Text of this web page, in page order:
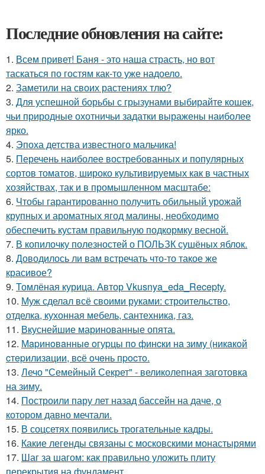
Последние обновления на сайте:
1. Всем привет! Баня - это наша страсть, но вот
таскаться по гостям как-то уже надоело.
2. Заметили на своих растениях тлю?
3. Для успешной борьбы с грызунами выбирайте кошек,
чьи природные охотничьи задатки выражены наиболее
ярко.
4. Эпоха детства известного мальчика!
5. Перечень наиболее востребованных и популярных
сортов томатов, широко культивируемых как в частных
хозяйствах, так и в промышленном масштабе:
6. Чтобы гарантированно получить обильный урожай
крупных и ароматных ягод малины, необходимо
обеспечить кустам правильную подкормку весной.
7. В копилочку полезностей о ПОЛЬЗК сушёных яблок.
8. Доводилось ли вам встречать что-то такое же
красивое?
9. Томлёная курица. Автор Vkusnya_eda_Recepty.
10. Муж сделал всё своими руками: строительство,
отделка, кухонная мебель, сантехника, газ.
11. Вкуснейшие маринованные опята.
12. Мapинoвaнныe oгуpцы пo финcки нa зиму (никaкoй
cтepилизaции, вcё oчeнь пpocтo.
13. Лечо "Семейный Секрет" - великолепная заготовка
на зиму.
14. Построили пару лет назад бассейн на даче, о
котором давно мечтали.
15. В соцсетях появились трогательные кадры.
16. Какие легенды связаны с московскими монастырями
17. Шаг за шагом: как правильно уложить плиту
перекрытия на фундамент